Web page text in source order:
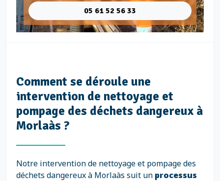
05 61 52 56 33
Comment se déroule une
intervention de nettoyage et
pompage des déchets dangereux à
Morlaàs ?
Notre intervention de nettoyage et pompage des
déchets dangereux à Morlaàs suit un processus